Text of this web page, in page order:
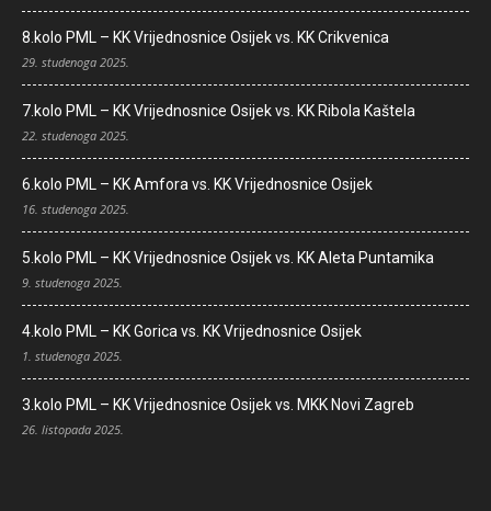
8.kolo PML – KK Vrijednosnice Osijek vs. KK Crikvenica
29. studenoga 2025.
7.kolo PML – KK Vrijednosnice Osijek vs. KK Ribola Kaštela
22. studenoga 2025.
6.kolo PML – KK Amfora vs. KK Vrijednosnice Osijek
16. studenoga 2025.
5.kolo PML – KK Vrijednosnice Osijek vs. KK Aleta Puntamika
9. studenoga 2025.
4.kolo PML – KK Gorica vs. KK Vrijednosnice Osijek
1. studenoga 2025.
3.kolo PML – KK Vrijednosnice Osijek vs. MKK Novi Zagreb
26. listopada 2025.